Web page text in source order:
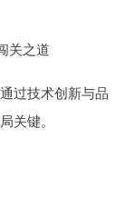
关之道
过技术创新与品
关键。